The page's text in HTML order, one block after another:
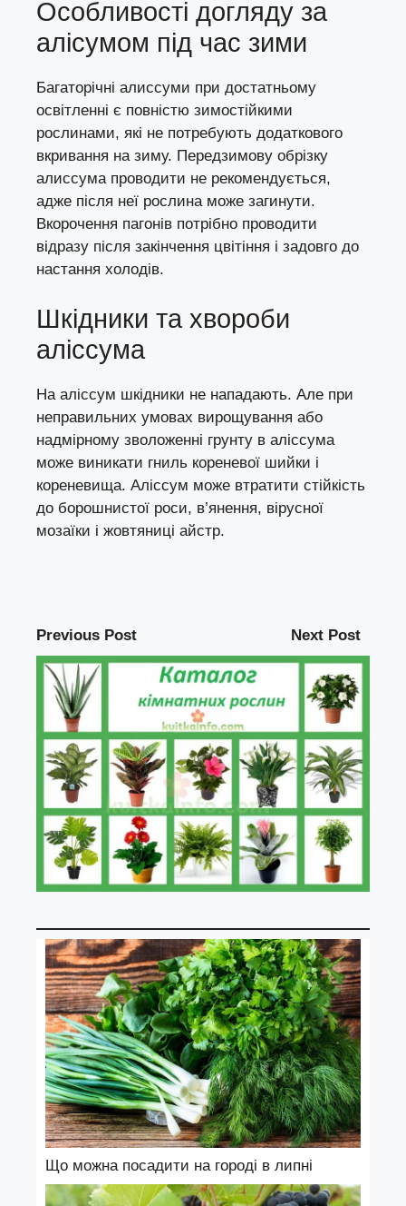
Особливості догляду за
алісумом під час зими
Багаторічні алиссуми при достатньому
освітленні є повністю зимостійкими
рослинами, які не потребують додаткового
вкривання на зиму. Передзимову обрізку
алиссума проводити не рекомендується,
адже після неї рослина може загинути.
Вкорочення пагонів потрібно проводити
відразу після закінчення цвітіння і задовго до
настання холодів.
Шкідники та хвороби
аліссума
На аліссум шкідники не нападають. Але при
неправильних умовах вирощування або
надмірному зволоженні грунту в аліссума
може виникати гниль кореневої шийки і
кореневища. Аліссум може втратити стійкість
до борошнистої роси, в’янення, вірусної
мозаїки і жовтяниці айстр.
Previous Post Next Post
Що можна посадити на городі в липні